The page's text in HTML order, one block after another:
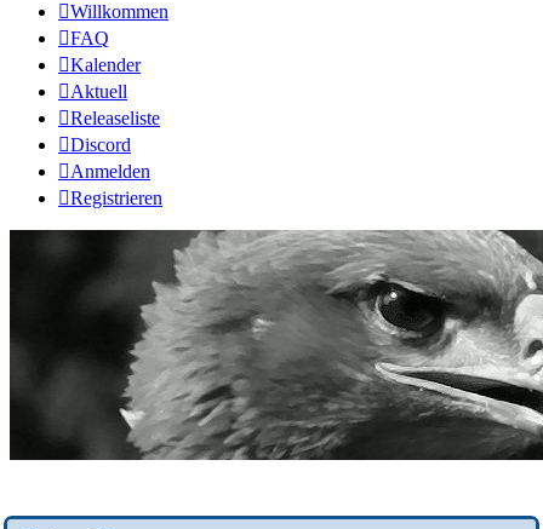
Willkommen
FAQ
Kalender
Aktuell
Releaseliste
Discord
Anmelden
Registrieren